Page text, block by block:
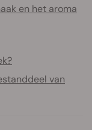
en het aroma
van